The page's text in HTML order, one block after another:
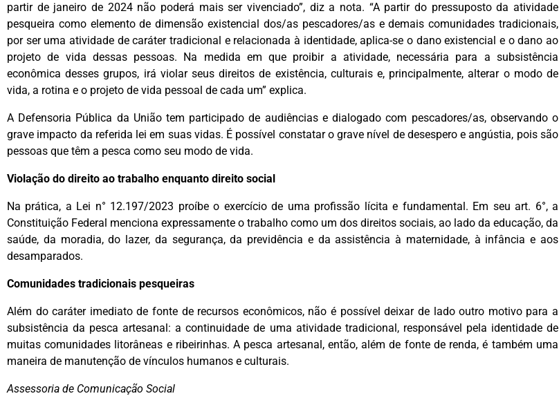
partir de janeiro de 2024 não poderá mais ser vivenciado”, diz a nota. “A partir do pressuposto da atividade
pesqueira como elemento de dimensão existencial dos/as pescadores/as e demais comunidades tradicionais,
por ser uma atividade de caráter tradicional e relacionada à identidade, aplica-se o dano existencial e o dano ao
projeto de vida dessas pessoas. Na medida em que proibir a atividade, necessária para a subsistência
econômica desses grupos, irá violar seus direitos de existência, culturais e, principalmente, alterar o modo de
vida, a rotina e o projeto de vida pessoal de cada um” explica.
A Defensoria Pública da União tem participado de audiências e dialogado com pescadores/as, observando o
grave impacto da referida lei em suas vidas. É possível constatar o grave nível de desespero e angústia, pois são
pessoas que têm a pesca como seu modo de vida.
Violação do direito ao trabalho enquanto direito social
Na prática, a Lei n° 12.197/2023 proíbe o exercício de uma profissão lícita e fundamental. Em seu art. 6°, a
Constituição Federal menciona expressamente o trabalho como um dos direitos sociais, ao lado da educação, da
saúde, da moradia, do lazer, da segurança, da previdência e da assistência à maternidade, à infância e aos
desamparados.
Comunidades tradicionais pesqueiras
Além do caráter imediato de fonte de recursos econômicos, não é possível deixar de lado outro motivo para a
subsistência da pesca artesanal: a continuidade de uma atividade tradicional, responsável pela identidade de
muitas comunidades litorâneas e ribeirinhas. A pesca artesanal, então, além de fonte de renda, é também uma
maneira de manutenção de vínculos humanos e culturais.
Assessoria de Comunicação Social